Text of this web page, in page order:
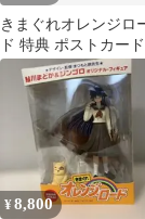
きまぐれオレンジロ
ド 特典 ポストカード
鮎川まどか 檜山ひか
高田明美
¥8,800